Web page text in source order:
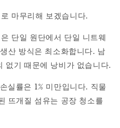
마무리해 보겠습니다.
일 원단에서 단일 니트웨
산 방식은 최소화합니다. 남
없기 때문에 낭비가 없습니다.
률은 1% 미만입니다. 직물
뜨개질 섬유는 공장 청소를